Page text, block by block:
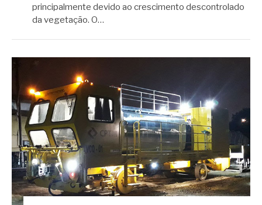
principalmente devido ao crescimento descontrolado
da vegetação. O…